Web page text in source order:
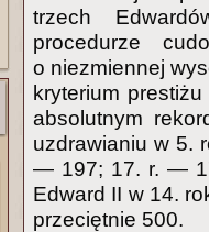
trzech
procedurze
o niezmiennej
kryterium
absolutnym
uzdrawianiu w 5.
— 197; 17. r. —
Edward II w 14.
przeciętnie 500.